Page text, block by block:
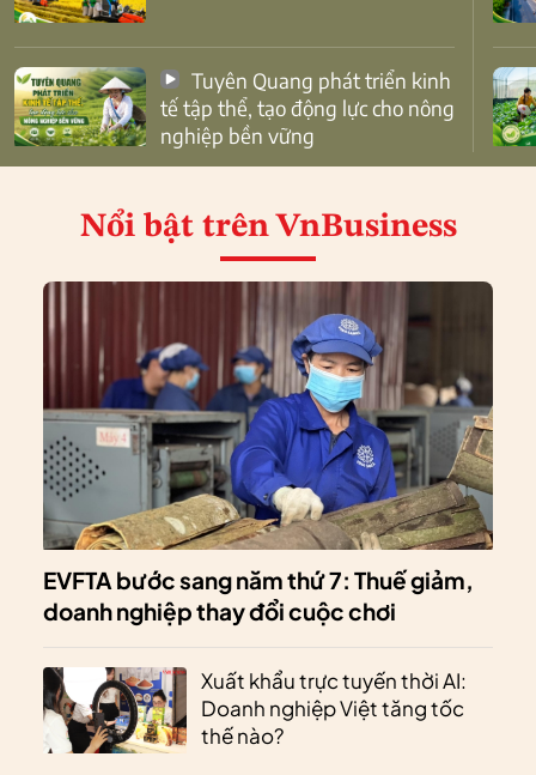
tế tập thể, tạo động lực cho nông
nghiệp bền vững
Nổi bật trên VnBusiness
EVFTA bước sang năm thứ 7: Thuế giảm,
doanh nghiệp thay đổi cuộc chơi
Xuất khẩu trực tuyến thời AI:
Doanh nghiệp Việt tăng tốc
thế nào?